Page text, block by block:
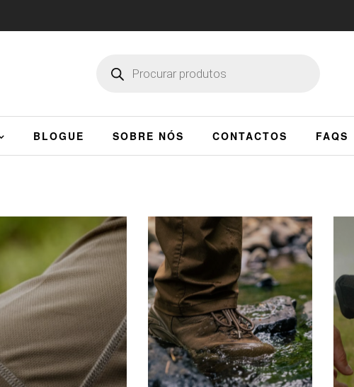
BLOGUE SOBRE NÓS CONTACTOS FAQS